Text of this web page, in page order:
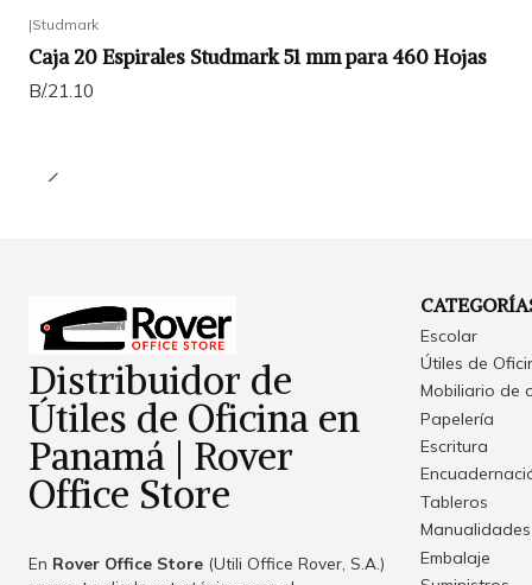
|Studmark
Caja 20 Espirales Studmark 51 mm para 460 Hojas
B/.21.10
Distribuidor de
Útiles de Oficina en
Panamá | Rover
Office Store
En Rover Office Store (Utili Office Rover, S.A.)
Escolar
Útiles de
Mobiliario de
Papelería
Escritura
Tableros
Manualidades
Embalaje